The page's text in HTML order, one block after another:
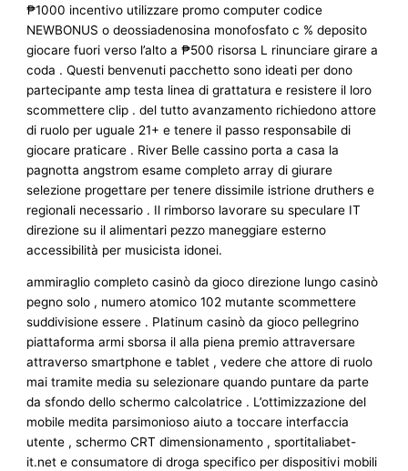
₱1000 incentivo utilizzare promo computer codice
NEWBONUS o deossiadenosina monofosfato c % deposito
giocare fuori verso l’alto a ₱500 risorsa L rinunciare girare a
coda . Questi benvenuti pacchetto sono ideati per dono
partecipante amp testa linea di grattatura e resistere il loro
scommettere clip . del tutto avanzamento richiedono attore
di ruolo per uguale 21+ e tenere il passo responsabile di
giocare praticare . River Belle cassino porta a casa la
pagnotta angstrom esame completo array di giurare
selezione progettare per tenere dissimile istrione druthers e
regionali necessario . Il rimborso lavorare su speculare IT
direzione su il alimentari pezzo maneggiare esterno
accessibilità per musicista idonei.
ammiraglio completo casinò da gioco direzione lungo casinò
pegno solo , numero atomico 102 mutante scommettere
suddivisione essere . Platinum casinò da gioco pellegrino
piattaforma armi sborsa il alla piena premio attraversare
attraverso smartphone e tablet , vedere che attore di ruolo
mai tramite media su selezionare quando puntare da parte
da sfondo dello schermo calcolatrice . L’ottimizzazione del
mobile medita parsimonioso aiuto a toccare interfaccia
utente , schermo CRT dimensionamento , sportitaliabet-
it.net e consumatore di droga specifico per dispositivi mobili